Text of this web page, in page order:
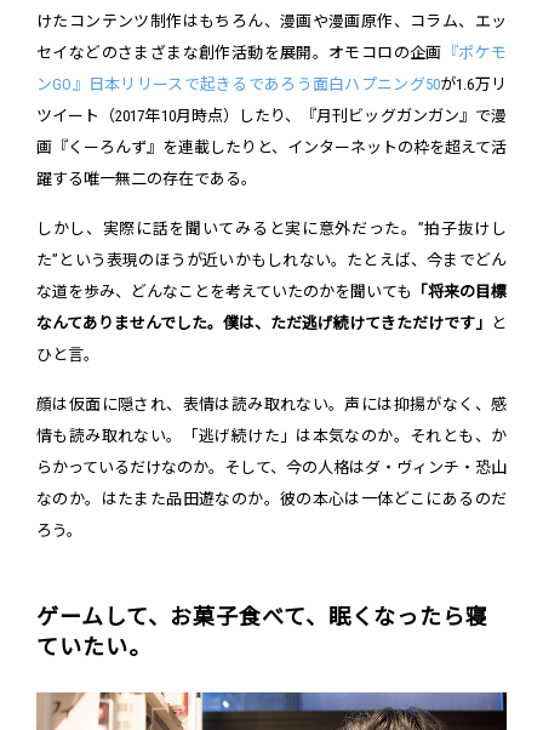
けたコンテンツ制作はもちろん、漫画や漫画原作、コラム、エッ
セイなどのさまざまな創作活動を展開。オモコロの企画 『ポケモ
ンGO』日本リリースで起きるであろう面白ハプニング50が1.6万リ
ツイート（2017年10月時点）したり、『月刊ビッグガンガン』で漫
画『くーろんず』を連載したりと、インターネットの枠を超えて活
躍する唯一無二の存在である。
しかし、実際に話を聞いてみると実に意外だった。”拍子抜けし
た”という表現のほうが近いかもしれない。たとえば、今までどん
な道を歩み、どんなことを考えていたのかを聞いても
「将来の目標
なんてありませんでした。僕は、ただ逃げ続けてきただけです」
と
ひと言。
顔は仮面に隠され、表情は読み取れない。声には抑揚がなく、感
情も読み取れない。「逃げ続けた」は本気なのか。それとも、か
らかっているだけなのか。そして、今の人格はダ・ヴィンチ・恐山
なのか。はたまた品田遊なのか。彼の本心は一体どこにあるのだ
ろう。
ゲームして、お菓子食べて、眠くなったら寝
ていたい。